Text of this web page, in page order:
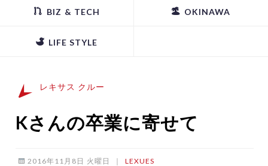
BIZ & TECH OKINAWA
LIFE STYLE
レキサス クルー
Kさんの卒業に寄せて
2016年11月8日 火曜日 ｜ LEXUES